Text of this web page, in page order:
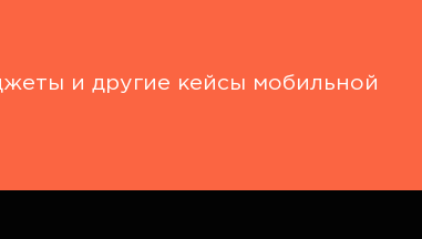
и другие кейсы мобильной